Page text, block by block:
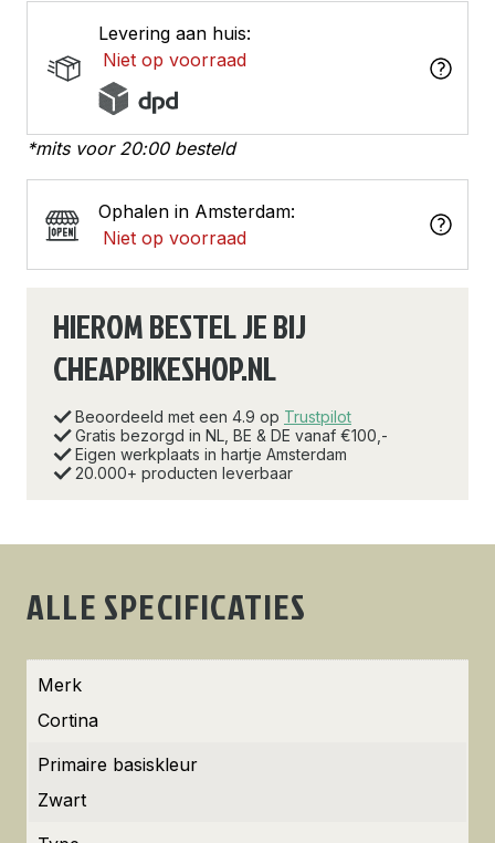
Levering aan huis:
Niet op voorraad
*mits voor 20:00 besteld
Ophalen in Amsterdam:
Niet op voorraad
HIEROM BESTEL JE BIJ
CHEAPBIKESHOP.NL
Beoordeeld met een 4.9 op Trustpilot
Gratis bezorgd in NL, BE & DE vanaf €100,-
Eigen werkplaats in hartje Amsterdam
20.000+ producten leverbaar
ALLE SPECIFICATIES
Merk
Cortina
Primaire basiskleur
Zwart